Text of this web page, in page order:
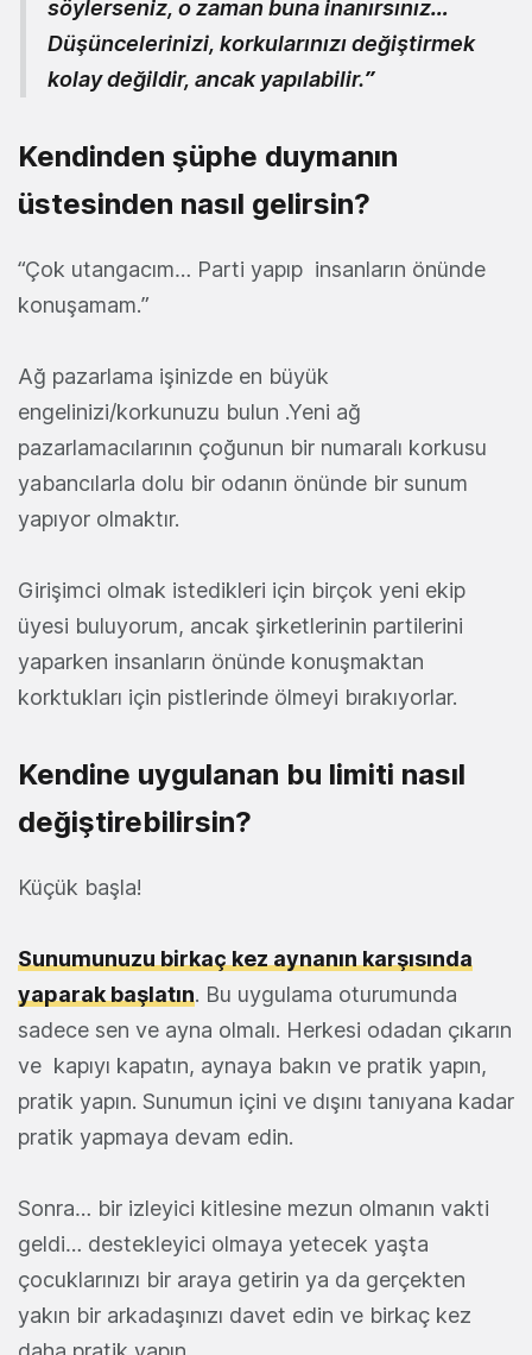
söylerseniz, o zaman buna inanırsınız…
Düşüncelerinizi, korkularınızı değiştirmek
kolay değildir, ancak yapılabilir.”
Kendinden şüphe duymanın
üstesinden nasıl gelirsin?
“Çok utangacım… Parti yapıp insanların önünde
konuşamam.”
Ağ pazarlama işinizde en büyük
engelinizi/korkunuzu bulun .Yeni ağ
pazarlamacılarının çoğunun bir numaralı korkusu
yabancılarla dolu bir odanın önünde bir sunum
yapıyor olmaktır.
Girişimci olmak istedikleri için birçok yeni ekip
üyesi buluyorum, ancak şirketlerinin partilerini
yaparken insanların önünde konuşmaktan
korktukları için pistlerinde ölmeyi bırakıyorlar.
Kendine uygulanan bu limiti nasıl
değiştirebilirsin?
Küçük başla!
Sunumunuzu birkaç kez aynanın karşısında
yaparak başlatın. Bu uygulama oturumunda
sadece sen ve ayna olmalı. Herkesi odadan çıkarın
ve kapıyı kapatın, aynaya bakın ve pratik yapın,
pratik yapın. Sunumun içini ve dışını tanıyana kadar
pratik yapmaya devam edin.
Sonra… bir izleyici kitlesine mezun olmanın vakti
geldi… destekleyici olmaya yetecek yaşta
çocuklarınızı bir araya getirin ya da gerçekten
yakın bir arkadaşınızı davet edin ve birkaç kez